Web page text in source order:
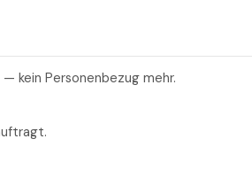
— kein Personenbezug mehr.